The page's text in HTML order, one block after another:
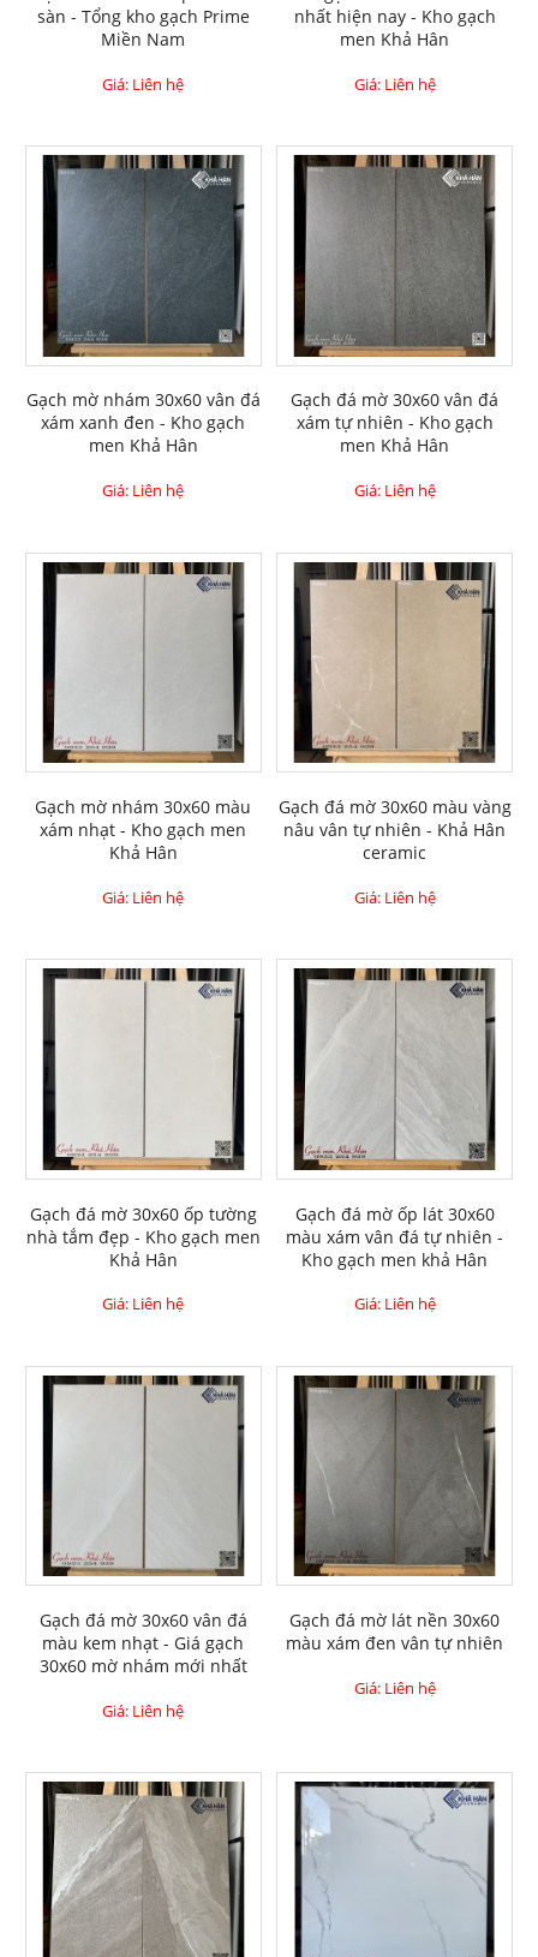
sàn - Tổng kho gạch Prime
Miền Nam
Giá: Liên hệ
nhất hiện nay - Kho gạch
men Khả Hân
Giá: Liên hệ
Gạch mờ nhám 30x60 vân đá
xám xanh đen - Kho gạch
men Khả Hân
Giá: Liên hệ
Gạch đá mờ 30x60 vân đá
xám tự nhiên - Kho gạch
men Khả Hân
Giá: Liên hệ
Gạch mờ nhám 30x60 màu
xám nhạt - Kho gạch men
Khả Hân
Giá: Liên hệ
Gạch đá mờ 30x60 màu vàng
nâu vân tự nhiên - Khả Hân
ceramic
Giá: Liên hệ
Gạch đá mờ 30x60 ốp tường
nhà tắm đẹp - Kho gạch men
Khả Hân
Giá: Liên hệ
Gạch đá mờ ốp lát 30x60
màu xám vân đá tự nhiên -
Kho gạch men khả Hân
Giá: Liên hệ
Gạch đá mờ 30x60 vân đá
màu kem nhạt - Giá gạch
30x60 mờ nhám mới nhất
Giá: Liên hệ
Gạch đá mờ lát nền 30x60
màu xám đen vân tự nhiên
Giá: Liên hệ